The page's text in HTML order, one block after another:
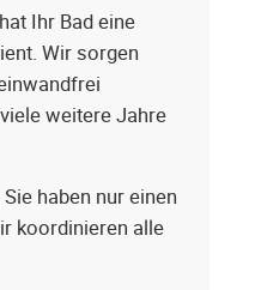
Ihr Bad eine
Wir sorgen
weitere Jahre
Sie haben nur einen
koordinieren alle